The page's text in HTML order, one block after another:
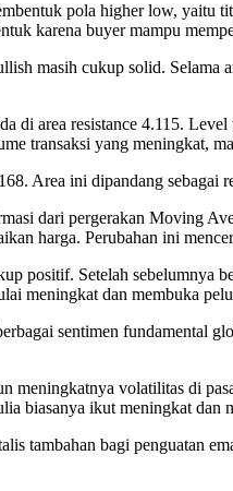
pola higher low,
karena buyer mampu
masih cukup solid. Selama
di area resistance 4.115.
transaksi yang meningkat,
Area ini dipandang
dari pergerakan Moving
harga. Perubahan ini
positif. Setelah
meningkat dan membuka
sentimen fundamental
volatilitas di
biasanya ikut meningkat dan
tambahan bagi penguatan